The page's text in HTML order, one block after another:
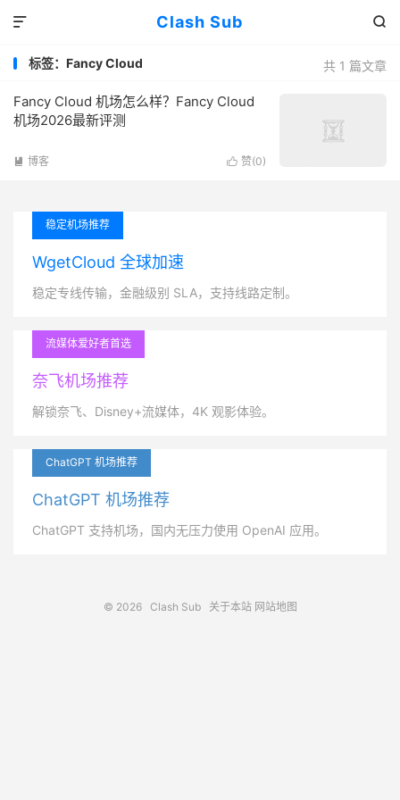
Clash Sub 

共 1 篇文章
标签：Fancy Cloud
Fancy Cloud 机场怎么样？Fancy Cloud
机场2026最新评测
 赞(0)
 博客
稳定机场推荐
WgetCloud 全球加速
稳定专线传输，金融级别 SLA，支持线路定制。
流媒体爱好者首选
奈飞机场推荐
解锁奈飞、Disney+流媒体，4K 观影体验。
ChatGPT 机场推荐
ChatGPT 机场推荐
ChatGPT 支持机场，国内无压力使用 OpenAI 应用。
© 2026 Clash Sub 关于本站 网站地图